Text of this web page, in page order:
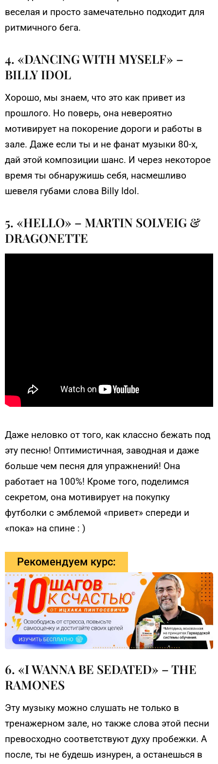
веселая и просто замечательно подходит для
ритмичного бега.
4. «DANCING WITH MYSELF» –
BILLY IDOL
Хорошо, мы знаем, что это как привет из
прошлого. Но поверь, она невероятно
мотивирует на покорение дороги и работы в
зале. Даже если ты и не фанат музыки 80-х,
дай этой композиции шанс. И через некоторое
время ты обнаружишь себя, насмешливо
шевеля губами слова Billy Idol.
5. «HELLO» – MARTIN SOLVEIG &
DRAGONETTE
Даже неловко от того, как классно бежать под
эту песню! Оптимистичная, заводная и даже
больше чем песня для упражнений! Она
работает на 100%! Кроме того, поделимся
секретом, она мотивирует на покупку
футболки с эмблемой «привет» спереди и
«пока» на спине : )
Рекомендуем курс:
6. «I WANNA BE SEDATED» – THE
RAMONES
Эту музыку можно слушать не только в
тренажерном зале, но также слова этой песни
превосходно соответствуют духу пробежки. А
после, ты не будешь изнурен, а останешься в